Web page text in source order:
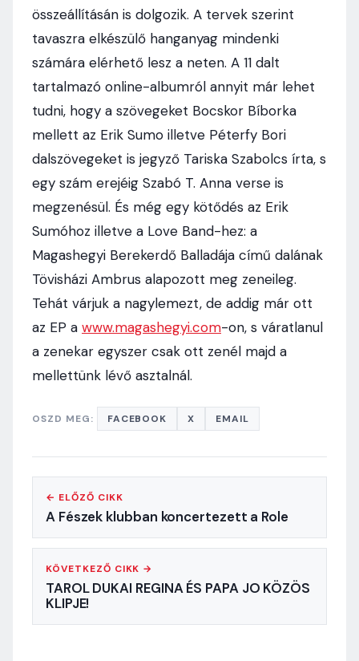
összeállításán is dolgozik. A tervek szerint
tavaszra elkészülő hanganyag mindenki
számára elérhető lesz a neten. A 11 dalt
tartalmazó online-albumról annyit már lehet
tudni, hogy a szövegeket Bocskor Bíborka
mellett az Erik Sumo illetve Péterfy Bori
dalszövegeket is jegyző Tariska Szabolcs írta, s
egy szám erejéig Szabó T. Anna verse is
megzenésül. És még egy kötődés az Erik
Sumóhoz illetve a Love Band-hez: a
Magashegyi Berekerdő Balladája című dalának
Tövisházi Ambrus alapozott meg zeneileg.
Tehát várjuk a nagylemezt, de addig már ott
az EP a www.magashegyi.com-on, s váratlanul
a zenekar egyszer csak ott zenél majd a
mellettünk lévő asztalnál.
OSZD MEG: FACEBOOK X EMAIL
← ELŐZŐ CIKK
A Fészek klubban koncertezett a Role
KÖVETKEZŐ CIKK →
TAROL DUKAI REGINA ÉS PAPA JO KÖZÖS
KLIPJE!